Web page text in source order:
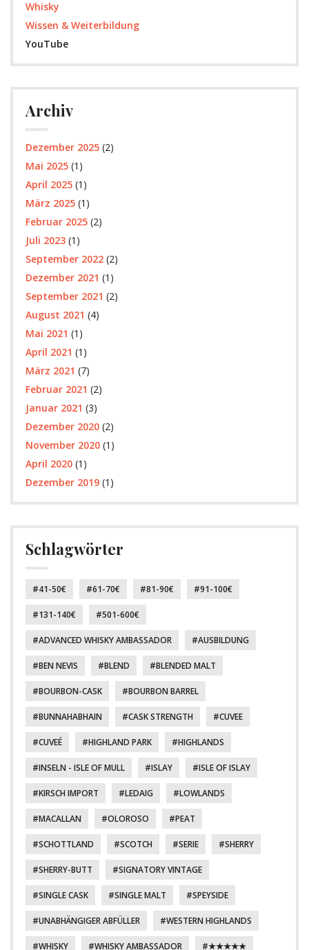
Whisky
Wissen & Weiterbildung
YouTube
Archiv
Dezember 2025(2)
Mai 2025(1)
April 2025(1)
März 2025(1)
Februar 2025(2)
Juli 2023(1)
September 2022(2)
Dezember 2021 (1)
September 2021 (2)
August 2021 (4)
Mai 2021 (1)
April 2021 (1)
März 2021 (7)
Februar 2021 (2)
Januar 2021 (3)
Dezember 2020(2)
November 2020(1)
April 2020(1)
Dezember 2019(1)
Schlagwörter
41-50€ 61-70€ 81-90€ 91-100€
131-140€ 501-600€
ADVANCED WHISKY AMBASSADOR AUSBILDUNG
BEN NEVIS BLEND BLENDED MALT
BOURBON-CASK BOURBON BARREL
BUNNAHABHAIN CASK STRENGTH CUVEE
CUVEÉ HIGHLAND PARK HIGHLANDS
INSELN - ISLE OF MULL ISLAY ISLE OF ISLAY
KIRSCH IMPORT LEDAIG LOWLANDS
MACALLAN OLOROSO PEAT
SCHOTTLAND SCOTCH SERIE SHERRY
SHERRY-BUTT SIGNATORY VINTAGE
SINGLE CASK SINGLE MALT SPEYSIDE
UNABHÄNGIGER ABFÜLLER WESTERN HIGHLANDS
WHISKY WHISKY AMBASSADOR ★★★★★